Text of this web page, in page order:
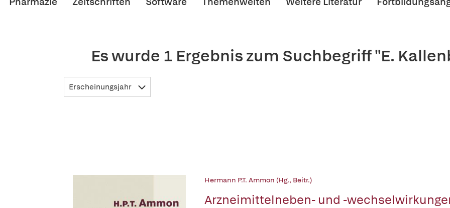
Es wurde 1 Ergebnis zum Suchbegriff "E.
Erscheinungsjahr
Hermann P.T. Ammon (Hg., Beitr.)
Arzneimittelneben- und -